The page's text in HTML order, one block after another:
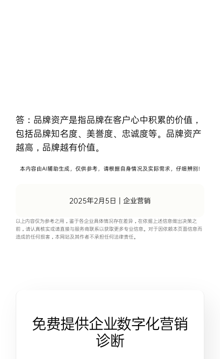
答：品牌资产是指品牌在客户心中积累的价值，
包括品牌知名度、美誉度、忠诚度等。品牌资产
越高，品牌越有价值。
2025年2月5日 企业营销
以上内容仅为参考之用，鉴于各企业具体情况存在差异，在依据上述信息做出决策之
前，请认真核实或请直接与服务商联系以获取更多专业信息。对于因依赖本页面信息而
造成的任何损害，本网站及其作者不承担任何法律责任。
免费提供企业数字化营销
诊断